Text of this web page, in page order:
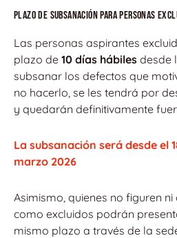
Plazo de subsanación para personas
Las personas aspirantes
plazo de 10 días hábiles desde
subsanar los defectos que
no hacerlo, se les tendrá por
y quedarán definitivamente
La subsanación será desde el
marzo 2026
Asimismo, quienes no figuren
como excluidos podrán
mismo plazo a través de la